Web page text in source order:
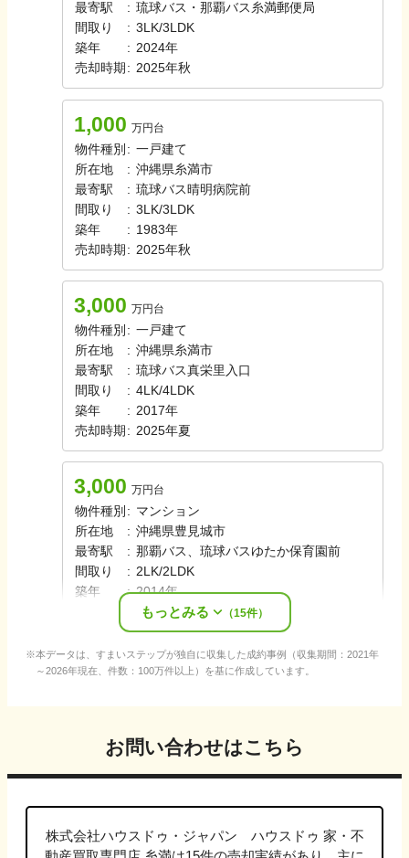
最寄駅
: 琉球バス・那覇バス 糸満郵便局
間取り
: 3LK/3LDK
築年
: 2024年
売却時期 : 2025年秋
1,000 万円台
物件種別 : 一戸建て
所在地
: 沖縄県糸満市
最寄駅
: 琉球バス晴明病院前
間取り
: 3LK/3LDK
築年
: 1983年
売却時期 : 2025年秋
3,000 万円台
物件種別 : 一戸建て
所在地
: 沖縄県糸満市
最寄駅
: 琉球バス真栄里入口
間取り
: 4LK/4LDK
築年
: 2017年
売却時期 : 2025年夏
3,000 万円台
物件種別 : マンション
所在地
: 沖縄県豊見城市
最寄駅
: 那覇バス、琉球バス ゆたか保育園前
間取り
: 2LK/2LDK
築年
: 2014年
2025年夏
もっとみる （15件）
本データは、すまいステップが独自に収集した成約事例（収集期間：2021年
～2026年現在、件数：100万件以上）を基に作成しています。
お問い合わせはこちら
株式会社ハウスドゥ・ジャパン ハウスドゥ 家・不